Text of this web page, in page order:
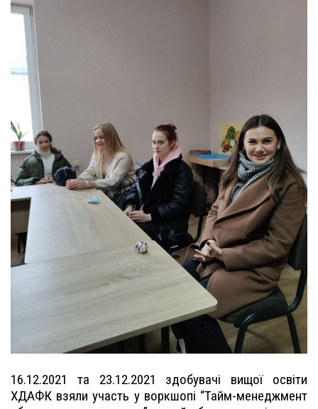
16.12.2021 та 23.12.2021 здобувачі вищої освіти
ХДАФК взяли участь у воркшопі “Тайм-менеджмент